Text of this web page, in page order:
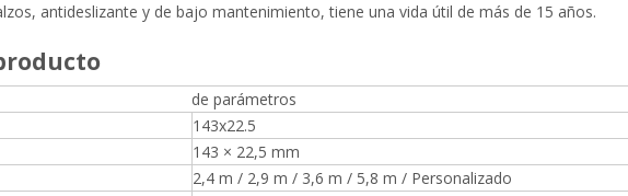
antideslizante y de bajo mantenimiento, tiene una vida útil de más de 15 años.
de parámetros
143x22.5
143 × 22,5 mm
2,4 m / 2,9 m / 3,6 m / 5,8 m / Personalizado